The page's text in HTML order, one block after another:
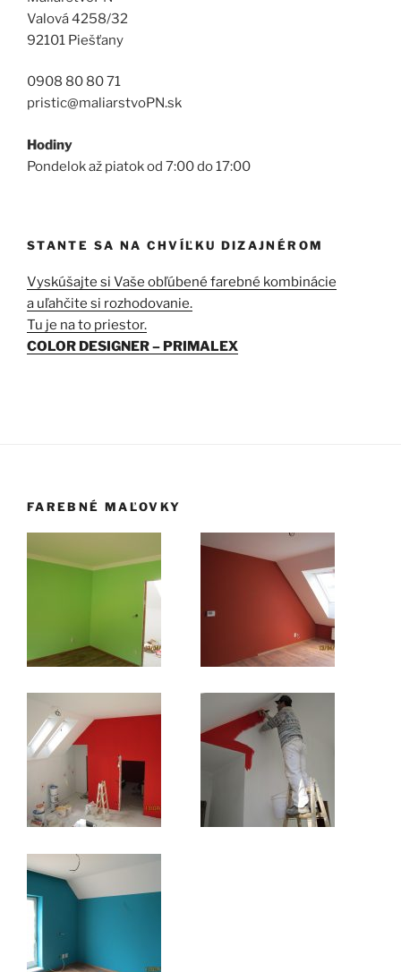
Valová 4258/32
92101 Piešťany
0908 80 80 71
pristic@maliarstvoPN.sk
Hodiny
Pondelok až piatok od 7:00 do 17:00
STANTE SA NA CHVÍĽKU DIZAJNÉROM
Vyskúšajte si Vaše obľúbené farebné kombinácie
a uľahčite si rozhodovanie.
Tu je na to priestor.
COLOR DESIGNER – PRIMALEX
FAREBNÉ MAĽOVKY